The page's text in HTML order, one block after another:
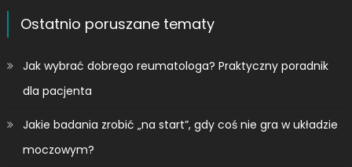
Ostatnio poruszane tematy
Jak wybrać dobrego reumatologa? Praktyczny poradnik
dla pacjenta
Jakie badania zrobić „na start”, gdy coś nie gra w układzie
moczowym?